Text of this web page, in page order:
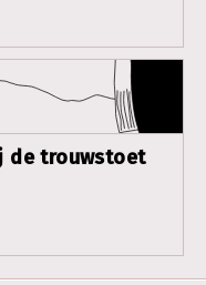
de trouwstoet